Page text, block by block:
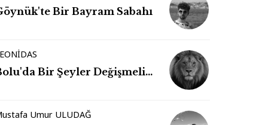
Bir Bayram Sabahı
Bir Şeyler Değişmeli…
Umur ULUDAĞ